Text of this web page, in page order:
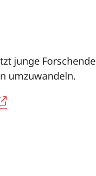
junge
umzuwandeln.